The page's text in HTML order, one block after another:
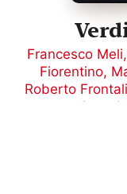
Francesco Meli,
Fiorentino,
Roberto Frontali